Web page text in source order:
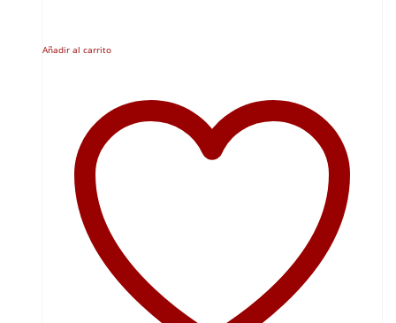
Añadir al carrito